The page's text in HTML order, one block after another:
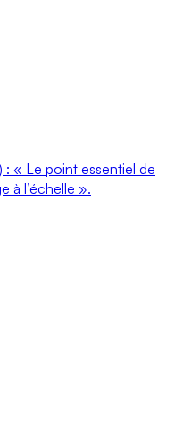
: « Le point essentiel de
à l’échelle ».